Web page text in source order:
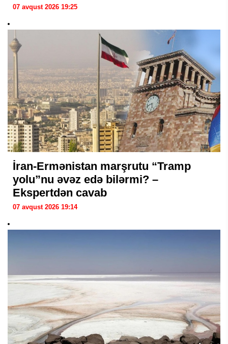
07 avqust 2026 19:25
İran-Ermənistan marşrutu “Tramp
yolu”nu əvəz edə bilərmi? –
Ekspertdən cavab
07 avqust 2026 19:14